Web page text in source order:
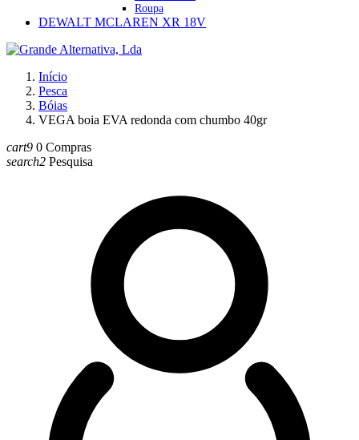
Roupa
DEWALT MCLAREN XR 18V
Início
Pesca
Bóias
VEGA boia EVA redonda com chumbo 40gr
cart9 0 Compras
search2 Pesquisa